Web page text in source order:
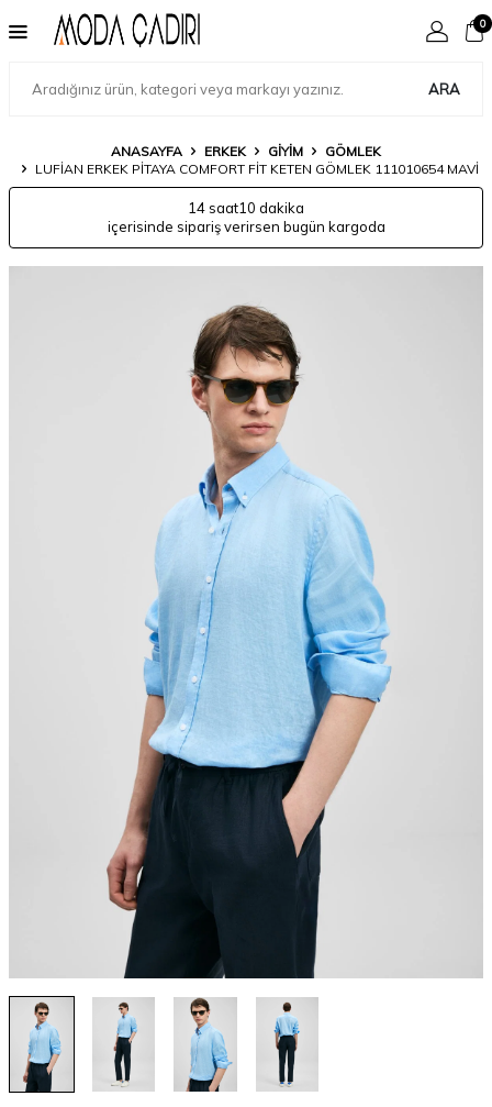
ARA
0
ANASAYFA ERKEK GIYIM
GÖMLEK
LUFIAN ERKEK PITAYA COMFORT FIT KETEN GÖMLEK 111010654 MAVI
14 saat10 dakika
içerisinde sipariş verirsen bugün kargoda